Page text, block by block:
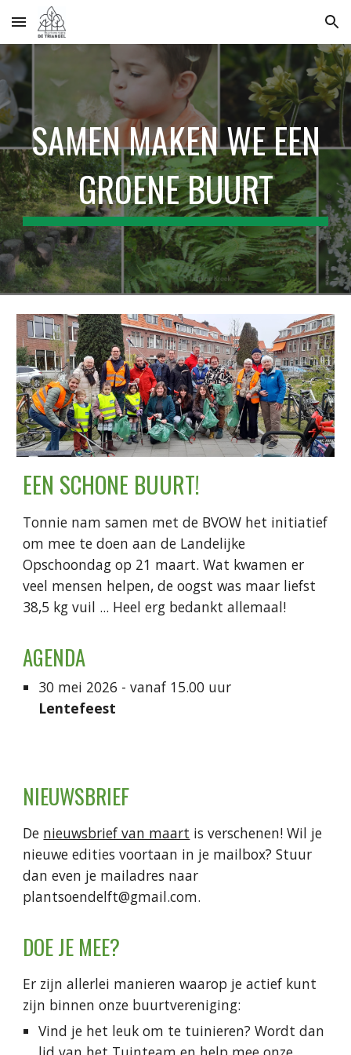
Skip to main content Skip to navigation
SAMEN MAKEN WE EEN
GROENE BUURT
EEN SCHONE BUURT!
Tonnie nam samen met de BVOW het initiatief
om mee te doen aan de Landelijke
Opschoondag op 21 maart. Wat kwamen er
veel mensen helpen, de oogst was maar liefst
38,5 kg vuil ... Heel erg bedankt allemaal!
AGENDA
30 mei 2026 - vanaf 15.00 uur
Lentefeest
NIEUWSBRIEF
De nieuwsbrief van maart is verschenen! Wil je
nieuwe edities voortaan in je mailbox? Stuur
dan even je mailadres naar
plantsoendelft@gmail.com.
DOE JE MEE?
Er zijn allerlei manieren waarop je actief kunt
zijn binnen onze buurtvereniging:
Vind je het leuk om te tuinieren? Wordt dan